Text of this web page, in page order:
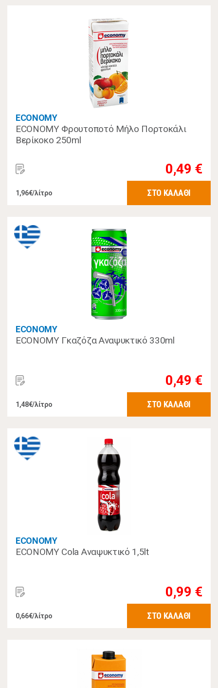
ECONOMY
ECONOMY Φρουτοποτό Μήλο Πορτοκάλι
Βερίκοκο 250ml
0,49 €
1,96€/λίτρο ΣΤΟ ΚΑΛΑΘΙ
ECONOMY
ECONOMY Γκαζόζα Αναψυκτικό 330ml
0,49 €
1,48€/λίτρο ΣΤΟ ΚΑΛΑΘΙ
ECONOMY
ECONOMY Cola Αναψυκτικό 1,5lt
0,99 €
0,66€/λίτρο ΣΤΟ ΚΑΛΑΘΙ